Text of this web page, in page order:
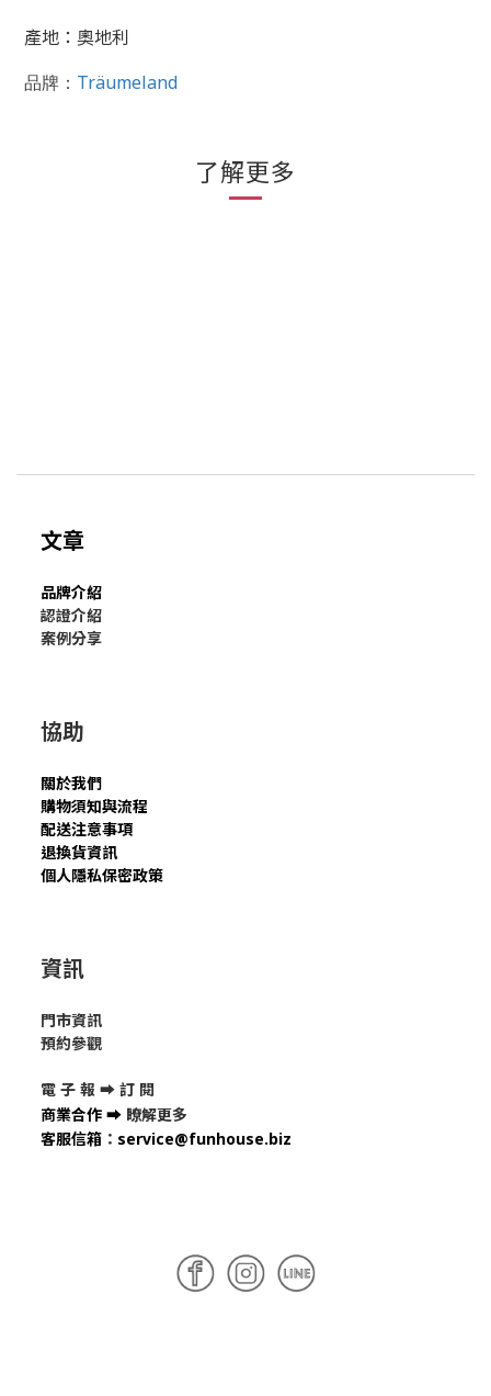
產地：奧地利
品牌： Träumeland
了解更多
文章
品牌介紹
認證介紹
案例分享
協助
關於我們
購物須知與流程
配送注意事項
退換貨資訊
個人隱私保密政策
資訊
門市資訊
預約參觀
電 子 報 ➡ 訂 閱
商業合作 ➡ 瞭解更多
客服信箱 ： service@funhouse.biz